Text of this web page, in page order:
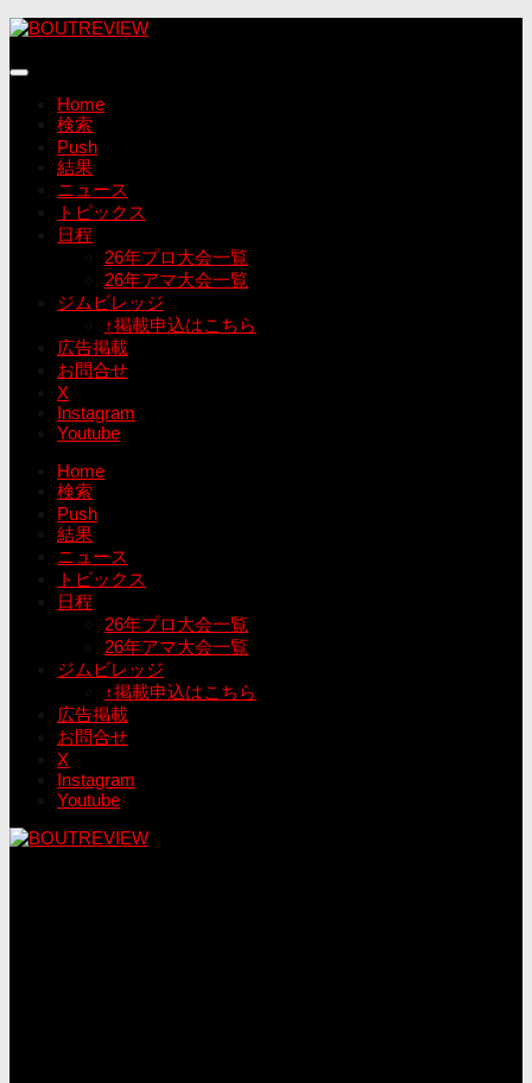
コ
テ
Home
検索
Push
結果
ニュース
トピックス
日程
26年プロ大会一覧
26年アマ大会一覧
ジムビレッジ
↑掲載申込はこちら
広告掲載
お問合せ
X
Instagram
Youtube
Home
検索
Push
結果
ニュース
トピックス
日程
26年プロ大会一覧
26年アマ大会一覧
ジムビレッジ
↑掲載申込はこちら
広告掲載
お問合せ
X
Instagram
Youtube